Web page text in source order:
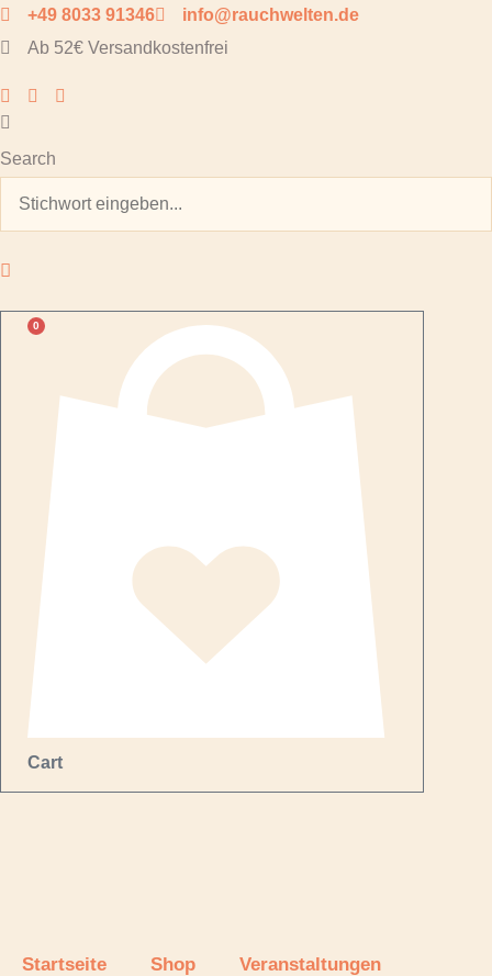
Zum
Inhalt
+49 8033 91346
info@rauchwelten.de
Ab 52€ Versandkostenfrei
Search
0
Cart
Startseite Shop Veranstaltungen